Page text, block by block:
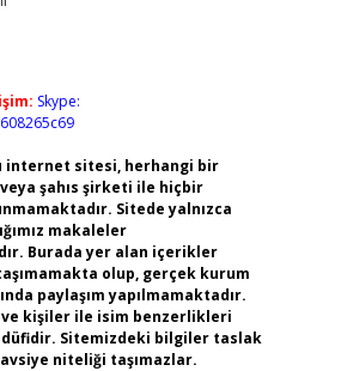
Skype:
internet sitesi, herhangi bir
şahıs şirketi ile hiçbir
Sitede yalnızca
makaleler
Burada yer alan içerikler
olup, gerçek kurum
paylaşım yapılmamaktadır.
kişiler ile isim benzerlikleri
Sitemizdeki bilgiler taslak
niteliği taşımazlar.